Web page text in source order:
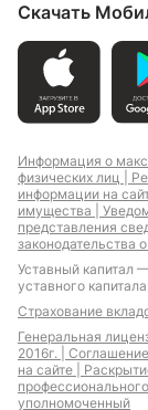
Скачать
Информация о
физических лиц |
информации на
имущества |
представления
законодательства
Уставный капитал
уставного
Страхование
Генеральная
2016г. |
на сайте |
уполномоченный